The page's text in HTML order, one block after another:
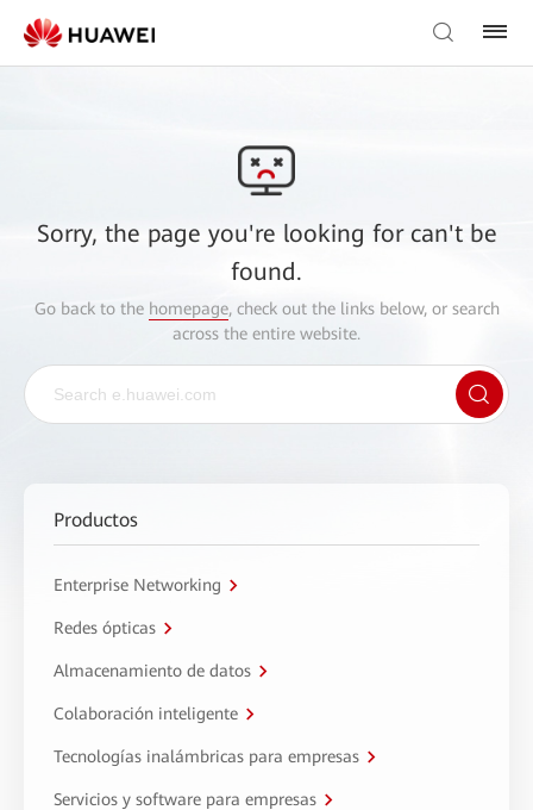
Sorry, the page you're looking for can't be
found.
Go back to the homepage, check out the links below, or search
across the entire website.
Productos
Enterprise Networking
Redes ópticas
Almacenamiento de datos
Colaboración inteligente
Tecnologías inalámbricas para empresas
Servicios y software para empresas